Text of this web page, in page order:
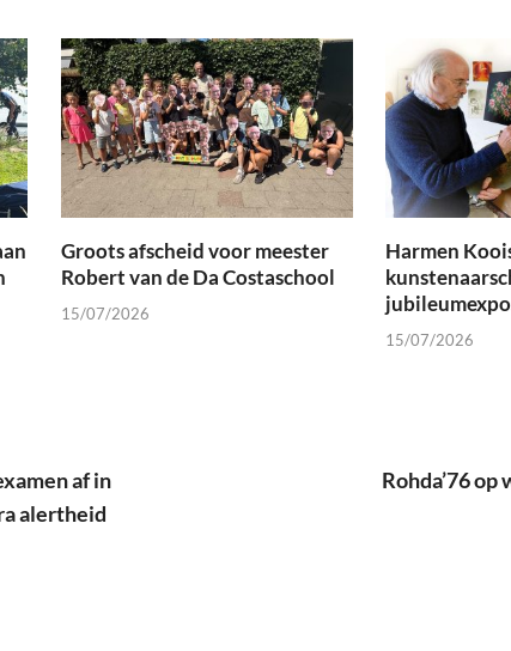
Groots afscheid voor meester
Robert van de Da Costaschool
15/07/2026
Harmen
15/07/2026
af in
alertheid
Rohda’76